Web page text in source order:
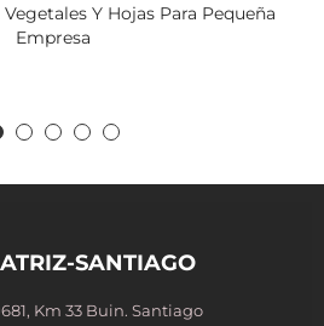
Y Hojas Para Pequeña
Empresa
SANTIAGO
Km 33 Buin. Santiago